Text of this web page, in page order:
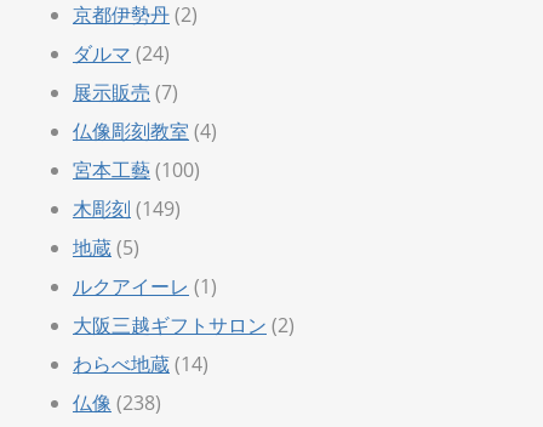
京都伊勢丹(2)
ダルマ (24)
展示販売 (7)
仏像彫刻教室 (4)
宮本工藝(100)
木彫刻 (149)
地蔵(5)
ルクアイーレ (1)
大阪三越ギフトサロン (2)
わらべ地蔵(14)
仏像 (238)